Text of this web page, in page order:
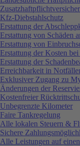
Kfz-Diebstahlschutz
Erstattung der
Erstattung von Schäden
Erstattung von
Erstattung der Kosten
Erstattung der
Erreichbarkeit in
Exklusiver Zugang zu
Änderungen der
Kostenfreier
Unbegrenzte Kilometer
Faire Tankregelung
Alle lokalen Steuern &
Sichere
Alle Leistungen auf